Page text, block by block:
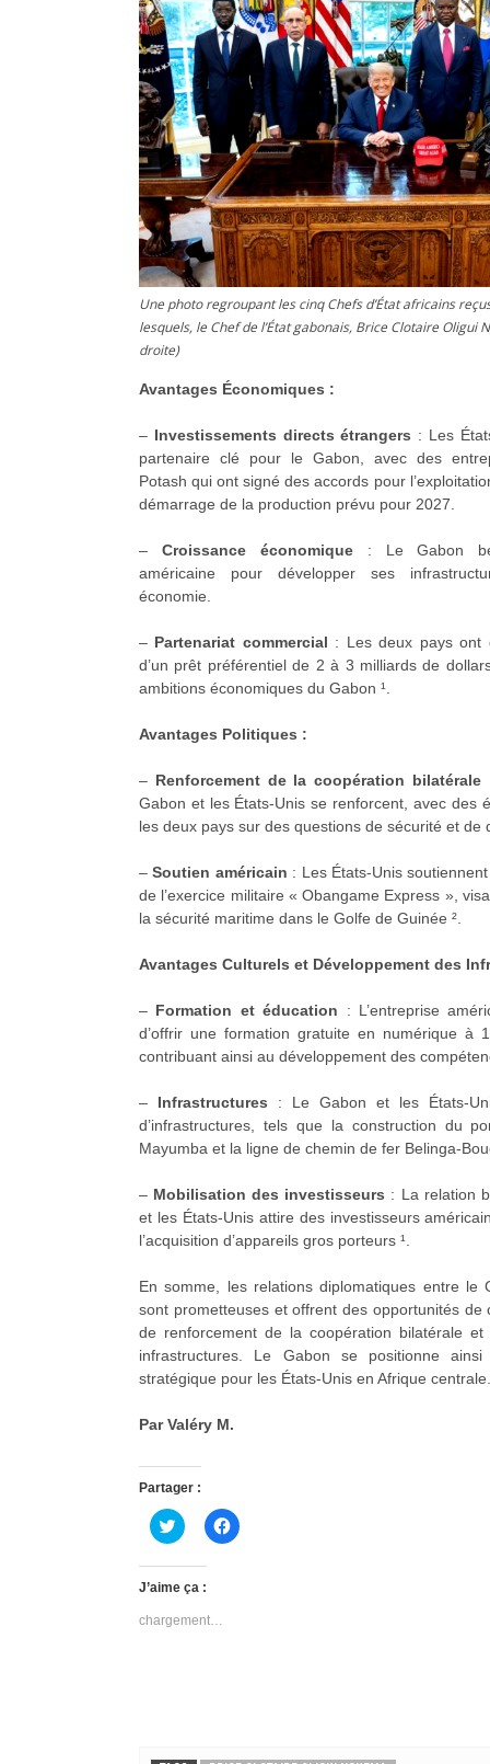
Une photo regroupant les cinq Chefs d’État africains
lesquels, le Chef de l’État gabonais, Brice Clotaire Oligui
droite)
Avantages Économiques :
– Investissements directs étrangers : Les
partenaire clé pour le Gabon, avec des
Potash qui ont signé des accords pour
démarrage de la production prévu pour 2027.
– Croissance économique: Le Gabon
américaine pour développer ses
économie.
– Partenariat commercial : Les deux pays ont
d’un prêt préférentiel de 2 à 3 milliards de
ambitions économiques du Gabon ¹.
Avantages Politiques :
– Renforcement de la coopération bilatérale
Gabon et les États-Unis se renforcent, avec des
les deux pays sur des questions de sécurité et de
–Soutien américain : Les États-Unis
de l’exercice militaire « Obangame Express »,
la sécurité maritime dans le Golfe de Guinée ².
Avantages Culturels et Développement des
– Formation et éducation : L’entreprise
d’offrir une formation gratuite en numérique à
contribuant ainsi au développement des
– Infrastructures : Le Gabon et les États-
d’infrastructures, tels que la construction du
Mayumba et la ligne de chemin de fer Belinga-
– Mobilisation des investisseurs : La relation
et les États-Unis attire des investisseurs
l’acquisition d’appareils gros porteurs ¹.
En somme, les relations diplomatiques entre le
sont prometteuses et offrent des opportunités de
de renforcement de la coopération bilatérale
infrastructures. Le Gabon se positionne
stratégique pour les États-Unis en Afrique centrale.
Par Valéry M.
Partager :
C
l
q
u
e
p
C
l
J’aime ça :
chargement…